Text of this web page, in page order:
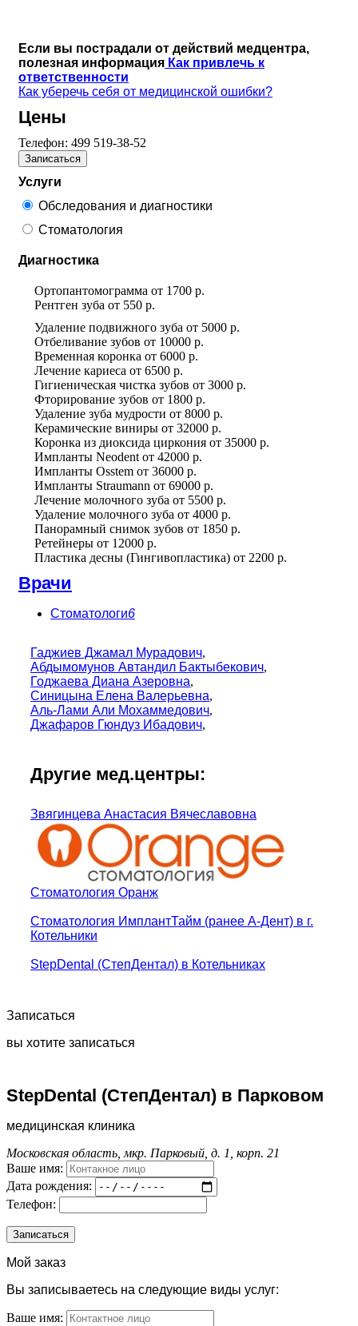
Если вы пострадали от действий медцентра,
полезная информация Как привлечь к
ответственности
Как уберечь себя от медицинской ошибки?
Цены
Телефон: 499 519-38-52
Записаться
Услуги
Обследования и диагностики
Стоматология
Диагностика
Ортопантомограмма от 1700 р.
Рентген зуба от 550 р.
Удаление подвижного зуба от 5000 р.
Отбеливание зубов от 10000 р.
Временная коронка от 6000 р.
Лечение кариеса от 6500 р.
Гигиеническая чистка зубов от 3000 р.
Фторирование зубов от 1800 р.
Удаление зуба мудрости от 8000 р.
Керамические виниры от 32000 р.
Коронка из диоксида циркония от 35000 р.
Импланты Neodent от 42000 р.
Импланты Osstem от 36000 р.
Импланты Straumann от 69000 р.
Лечение молочного зуба от 5500 р.
Удаление молочного зуба от 4000 р.
Панорамный снимок зубов от 1850 р.
Ретейнеры от 12000 р.
Пластика десны (Гингивопластика) от 2200 р.
Врачи
Стоматологи6
Гаджиев Джамал Мурадович,
Абдымомунов Автандил Бактыбекович,
Годжаева Диана Азеровна,
Синицына Елена Валерьевна,
Аль-Лами Али Мохаммедович,
Джафаров Гюндуз Ибадович,
Другие мед.центры:
Звягинцева Анастасия Вячеславовна
Стоматология Оранж
Стоматология ИмплантТайм (ранее А-Дент) в г.
Котельники
StepDental (СтепДентал) в Котельниках
Записаться
вы хотите записаться
StepDental (СтепДентал) в Парковом
медицинская клиника
Московская область, мкр. Парковый, д. 1, корп. 21
Ваше имя:
Дата рождения:
Телефон:
Мой заказ
Вы записываетесь на следующие виды услуг:
Ваше имя: